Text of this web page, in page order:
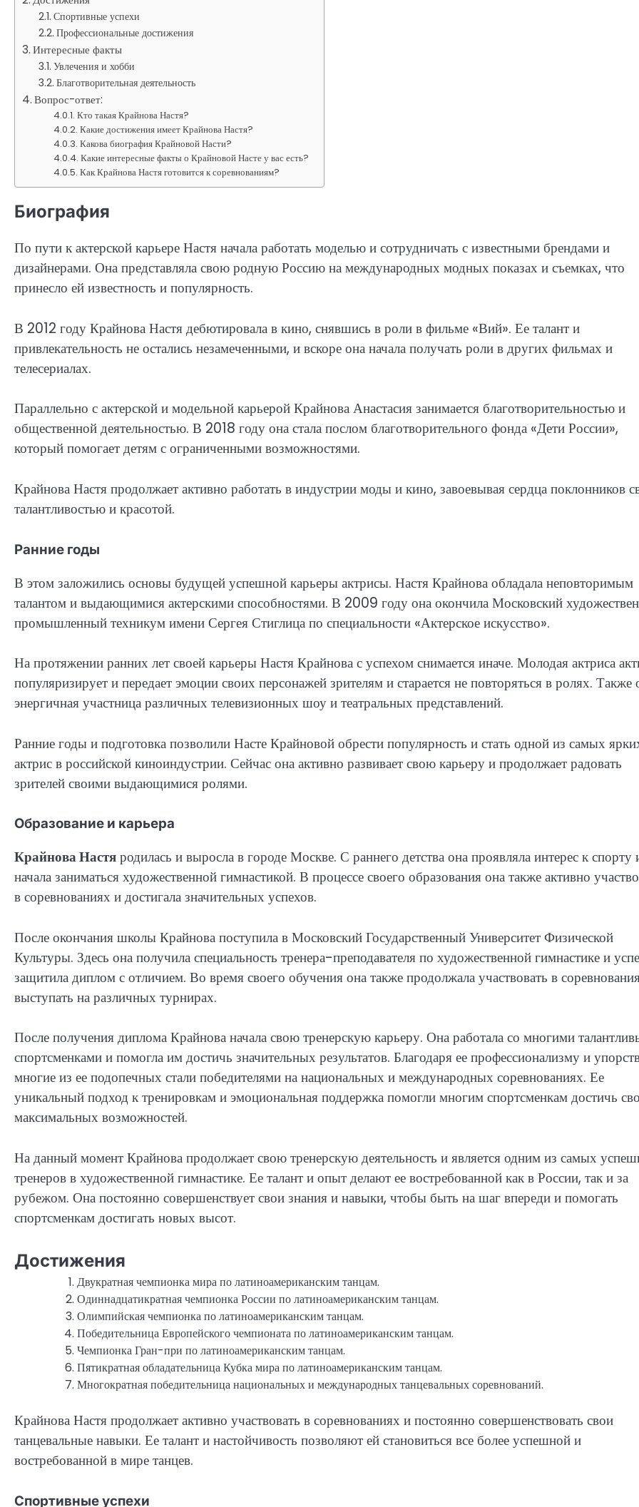
Спортивные успехи
Профессиональные достижения
Интересные факты
Увлечения и хобби
Благотворительная деятельность
Вопрос-ответ:
Кто такая Крайнова Настя?
Какие достижения имеет Крайнова Настя?
Какова биография Крайновой Насти?
Какие интересные факты о Крайновой Насте у вас есть?
Как Крайнова Настя готовится к соревнованиям?
Биография
По пути к актерской карьере Настя начала работать моделью и сотрудничать с известными брендами и
дизайнерами. Она представляла свою родную Россию на международных модных показах и съемках, что
принесло ей известность и популярность.
В 2012 году Крайнова Настя дебютировала в кино, снявшись в роли в фильме «Вий». Ее талант и
привлекательность не остались незамеченными, и вскоре она начала получать роли в других фильмах и
телесериалах.
Параллельно с актерской и модельной карьерой Крайнова Анастасия занимается благотворительностью и
общественной деятельностью. В 2018 году она стала послом благотворительного фонда «Дети России»,
который помогает детям с ограниченными возможностями.
Крайнова Настя продолжает активно работать в индустрии моды и кино, завоевывая сердца поклонников
талантливостью и красотой.
Ранние годы
В этом заложились основы будущей успешной карьеры актрисы. Настя Крайнова обладала неповторимым
талантом и выдающимися актерскими способностями. В 2009 году она окончила Московский
промышленный техникум имени Сергея Стиглица по специальности «Актерское искусство».
На протяжении ранних лет своей карьеры Настя Крайнова с успехом снимается иначе. Молодая актриса
популяризирует и передает эмоции своих персонажей зрителям и старается не повторяться в ролях. Также
энергичная участница различных телевизионных шоу и театральных представлений.
Ранние годы и подготовка позволили Насте Крайновой обрести популярность и стать одной из самых
актрис в российской киноиндустрии. Сейчас она активно развивает свою карьеру и продолжает радовать
зрителей своими выдающимися ролями.
Образование и карьера
Крайнова Настяродилась и выросла в городе Москве. С раннего детства она проявляла интерес к спорту
начала заниматься художественной гимнастикой. В процессе своего образования она также активно
в соревнованиях и достигала значительных успехов.
После окончания школы Крайнова поступила в Московский Государственный Университет Физической
Культуры. Здесь она получила специальность тренера-преподавателя по художественной гимнастике и
защитила диплом с отличием. Во время своего обучения она также продолжала участвовать в
выступать на различных турнирах.
После получения диплома Крайнова начала свою тренерскую карьеру. Она работала со многими
спортсменками и помогла им достичь значительных результатов. Благодаря ее профессионализму и
многие из ее подопечных стали победителями на национальных и международных соревнованиях. Ее
уникальный подход к тренировкам и эмоциональная поддержка помогли многим спортсменкам достичь
максимальных возможностей.
На данный момент Крайнова продолжает свою тренерскую деятельность и является одним из самых
тренеров в художественной гимнастике. Ее талант и опыт делают ее востребованной как в России, так и за
рубежом. Она постоянно совершенствует свои знания и навыки, чтобы быть на шаг впереди и помогать
спортсменкам достигать новых высот.
Достижения
Двукратная чемпионка мира по латиноамериканским танцам.
Одиннадцатикратная чемпионка России по латиноамериканским танцам.
Олимпийская чемпионка по латиноамериканским танцам.
Победительница Европейского чемпионата по латиноамериканским танцам.
Чемпионка Гран-при по латиноамериканским танцам.
Пятикратная обладательница Кубка мира по латиноамериканским танцам.
Многократная победительница национальных и международных танцевальных соревнований.
Крайнова Настя продолжает активно участвовать в соревнованиях и постоянно совершенствовать свои
танцевальные навыки. Ее талант и настойчивость позволяют ей становиться все более успешной и
востребованной в мире танцев.
Спортивные успехи